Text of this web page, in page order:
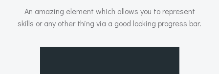
An amazing element which allows you to represent
skills or any other thing via a good looking progress bar.